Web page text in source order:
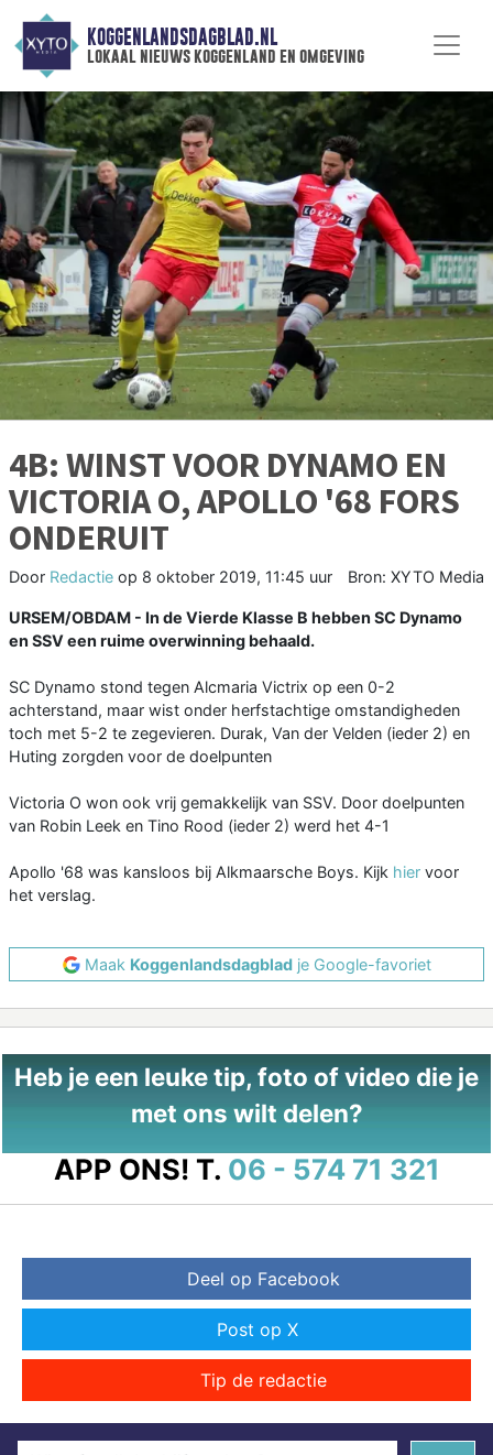
KOGGENLANDSDAGBLAD.NL
lokaal nieuws koggenland en omgeving
4B: WINST VOOR DYNAMO EN
VICTORIA O, APOLLO '68 FORS
ONDERUIT
Door Redactie op 8 oktober 2019, 11:45 uur Bron: XYTO Media
URSEM/OBDAM - In de Vierde Klasse B hebben SC Dynamo
en SSV een ruime overwinning behaald.
SC Dynamo stond tegen Alcmaria Victrix op een 0-2
achterstand, maar wist onder herfstachtige omstandigheden
toch met 5-2 te zegevieren. Durak, Van der Velden (ieder 2) en
Huting zorgden voor de doelpunten
Victoria O won ook vrij gemakkelijk van SSV. Door doelpunten
van Robin Leek en Tino Rood (ieder 2) werd het 4-1
Apollo '68 was kansloos bij Alkmaarsche Boys. Kijk hier voor
het verslag.
Maak Koggenlandsdagbladje Google-favoriet
Heb je een leuke tip, foto of video die je
met ons wilt delen?
APP ONS! T. 06 - 574 71 321
Deel op Facebook
Post op X
Tip de redactie